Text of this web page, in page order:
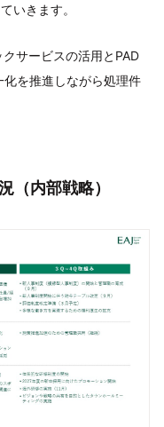
いきます。
サービスの活用とPAD
を推進しながら処理件
（内部戦略）